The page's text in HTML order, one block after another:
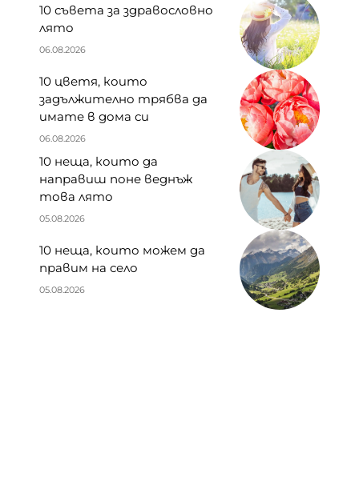
10 съвета за здравословно
лято
06.08.2026
10 цветя, които
задължително трябва да
имате в дома си
06.08.2026
10 неща, които да
направиш поне веднъж
това лято
05.08.2026
10 неща, които можем да
правим на село
05.08.2026